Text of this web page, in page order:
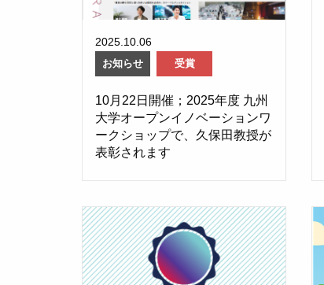
2025.10.06
お知らせ 受賞
10月22日開催；2025年度 九州
大学オープンイノベーションワ
ークショップで、久保田教授が
表彰されます